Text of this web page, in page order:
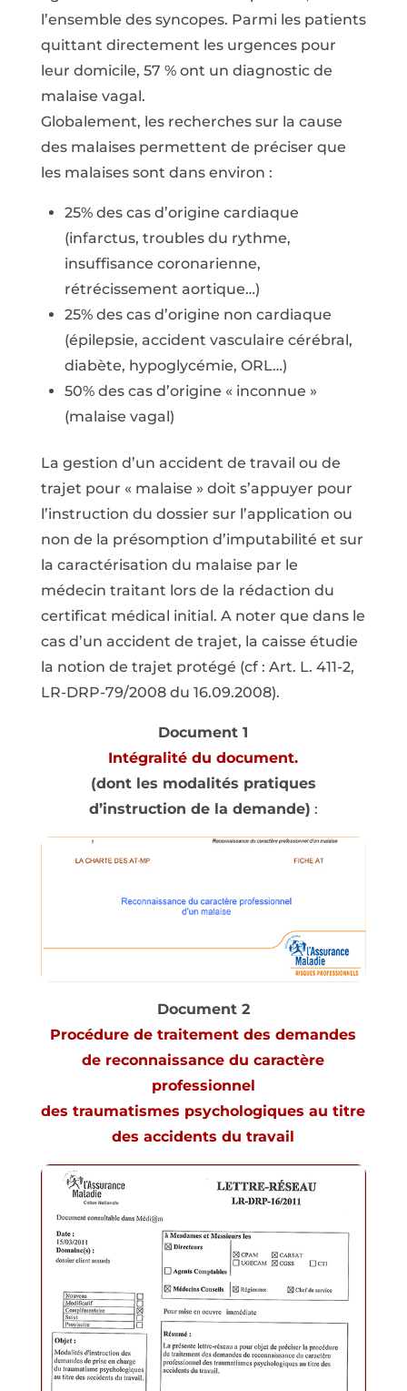
l’ensemble des syncopes. Parmi les patients
quittant directement les urgences pour
leur domicile, 57 % ont un diagnostic de
malaise vagal.
Globalement, les recherches sur la cause
des malaises permettent de préciser que
les malaises sont dans environ :
25% des cas d’origine cardiaque
(infarctus, troubles du rythme,
insuffisance coronarienne,
rétrécissement aortique…)
25% des cas d’origine non cardiaque
(épilepsie, accident vasculaire cérébral,
diabète, hypoglycémie, ORL…)
50% des cas d’origine « inconnue »
(malaise vagal)
La gestion d’un accident de travail ou de
trajet pour « malaise » doit s’appuyer pour
l’instruction du dossier sur l’application ou
non de la présomption d’imputabilité et sur
la caractérisation du malaise par le
médecin traitant lors de la rédaction du
certificat médical initial. A noter que dans le
cas d’un accident de trajet, la caisse étudie
la notion de trajet protégé (cf : Art. L. 411-2,
LR-DRP-79/2008 du 16.09.2008).
Document 1
Intégralité du document.
(dont les modalités pratiques
d’instruction de la demande) :
Document 2
Procédure de traitement des demandes
de reconnaissance du caractère
professionnel
des traumatismes psychologiques au titre
des accidents du travail